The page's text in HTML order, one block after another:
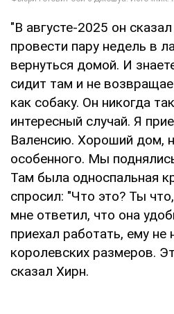
"В августе-2025 он
провести пару недель в
вернуться домой. И
сидит там и не
как собаку. Он никогда
интересный случай. Я
Валенсию. Хороший дом,
особенного. Мы
Там была односпальная
спросил: "Что это? Ты
мне ответил, что она
приехал работать, ему не
королевских размеров.
сказал Хирн.